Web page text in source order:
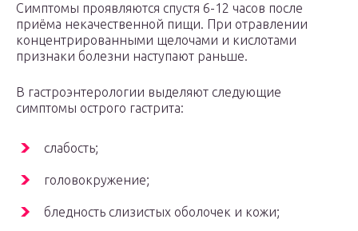
Симптомы проявляются спустя 6-12 часов после
приёма некачественной пищи. При отравлении
концентрированными щелочами и кислотами
признаки болезни наступают раньше.
В гастроэнтерологии выделяют следующие
симптомы острого гастрита:
слабость;
головокружение;
бледность слизистых оболочек и кожи;